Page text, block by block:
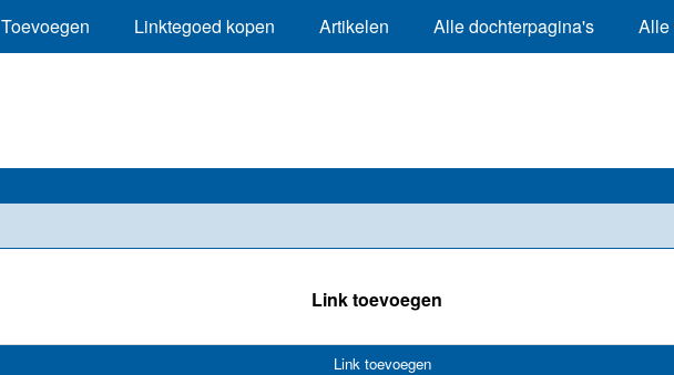
Toevoegen Linktegoed kopen Artikelen Alle dochterpagina's Alle
Link toevoegen
Link toevoegen